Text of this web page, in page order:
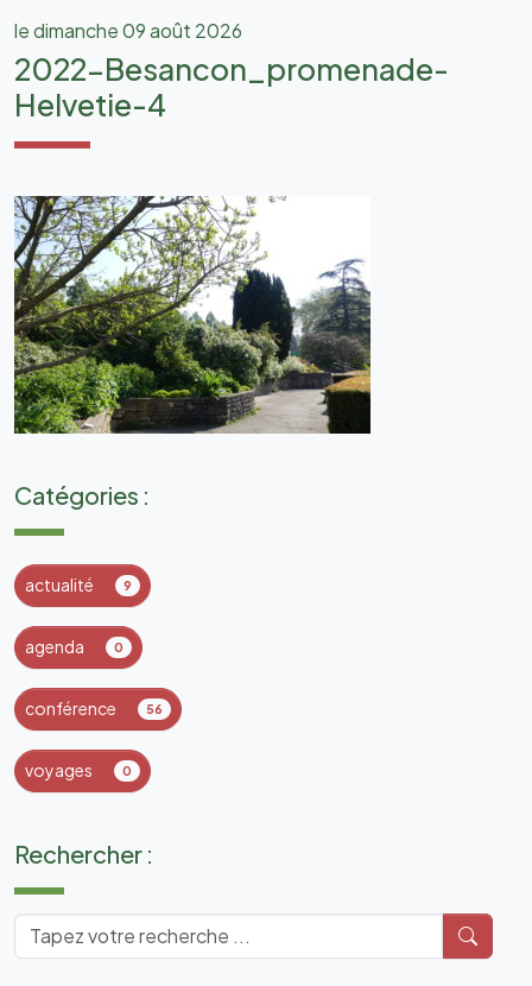
le dimanche 09 août 2026
2022-Besancon_promenade-
Helvetie-4
Rechercher :
Catégories :
actualité 9
agenda 0
conférence 56
voyages 0